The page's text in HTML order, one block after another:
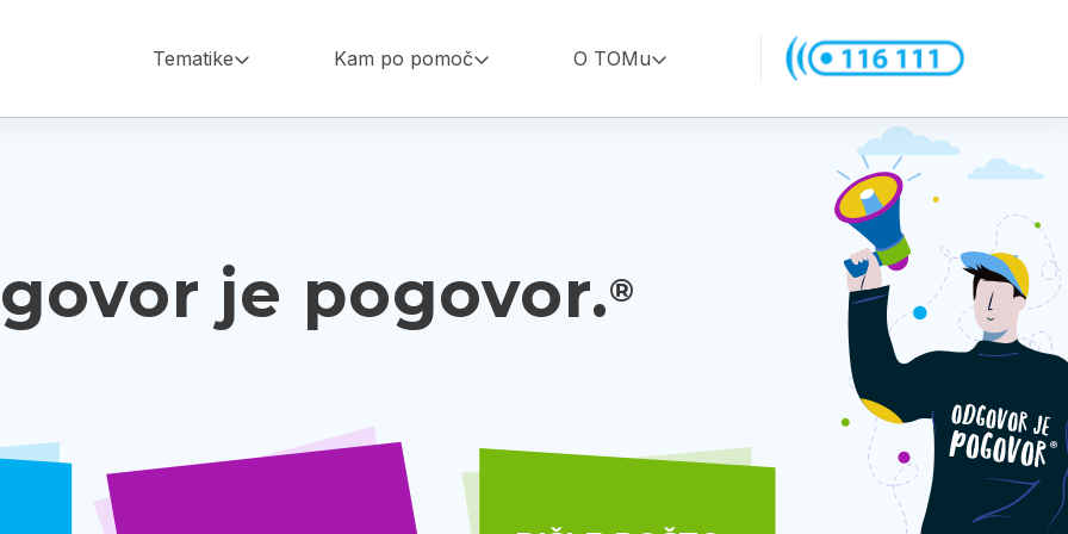
navigation
Tematike Kam po pomoč O TOMu
je pogovor.®